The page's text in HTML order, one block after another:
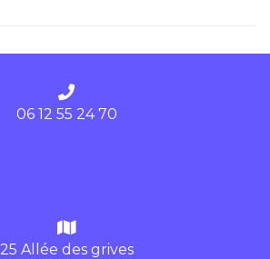
06 12 55 24 70
25 Allée des grives